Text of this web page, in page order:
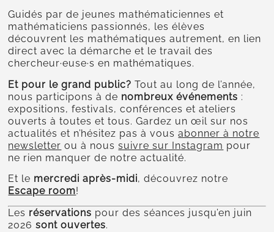
Guidés par de jeunes mathématiciennes et
mathématiciens passionnés, les élèves
découvrent les mathématiques autrement, en lien
direct avec la démarche et le travail des
chercheur·euse·s en mathématiques.
Et pour le grand public? Tout au long de l’année,
nous participons à de nombreux événements :
expositions, festivals, conférences et ateliers
ouverts à toutes et tous. Gardez un œil sur nos
actualités et n’hésitez pas à vousabonner à notre
newsletter ou à noussuivre sur Instagram pour
ne rien manquer de notre actualité.
Et le mercredi après-midi, découvrez notre
Escape room!
Les réservations pour des séances jusqu’en juin
2026sont ouvertes.